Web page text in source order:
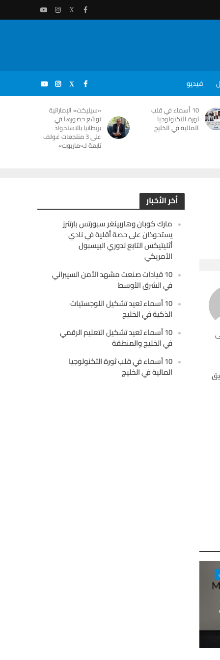
فيديو
10 أسماء في قلب
ثورة التكنولوجيا
المالية في الخليج
«سيليكت» الإماراتية
توسّع حضورها في
بريطانيا بالاستحواذ
على 3 منتجعات غولف
تابعة لـ«ماريوت»
أخر الأخبار
مارك كوبان وهاربينغر سبورتس بارتنرز
يستحوذان على حصة أقلية في نادي
أثليتيكس التابع لدوري البيسبول
الأمريكي
10 قيادات صنعت مشهد الأمن السيبراني
في الشرق الأوسط
10 أسماء تعيد تشكيل اللوجستيات
الذكية في الخليج
10 أسماء تعيد تشكيل التعليم الرقمي
في الخليج والمنطقة
10 أسماء في قلب ثورة التكنولوجيا
المالية في الخليج